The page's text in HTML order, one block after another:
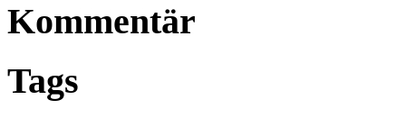
Kommentär
Tags